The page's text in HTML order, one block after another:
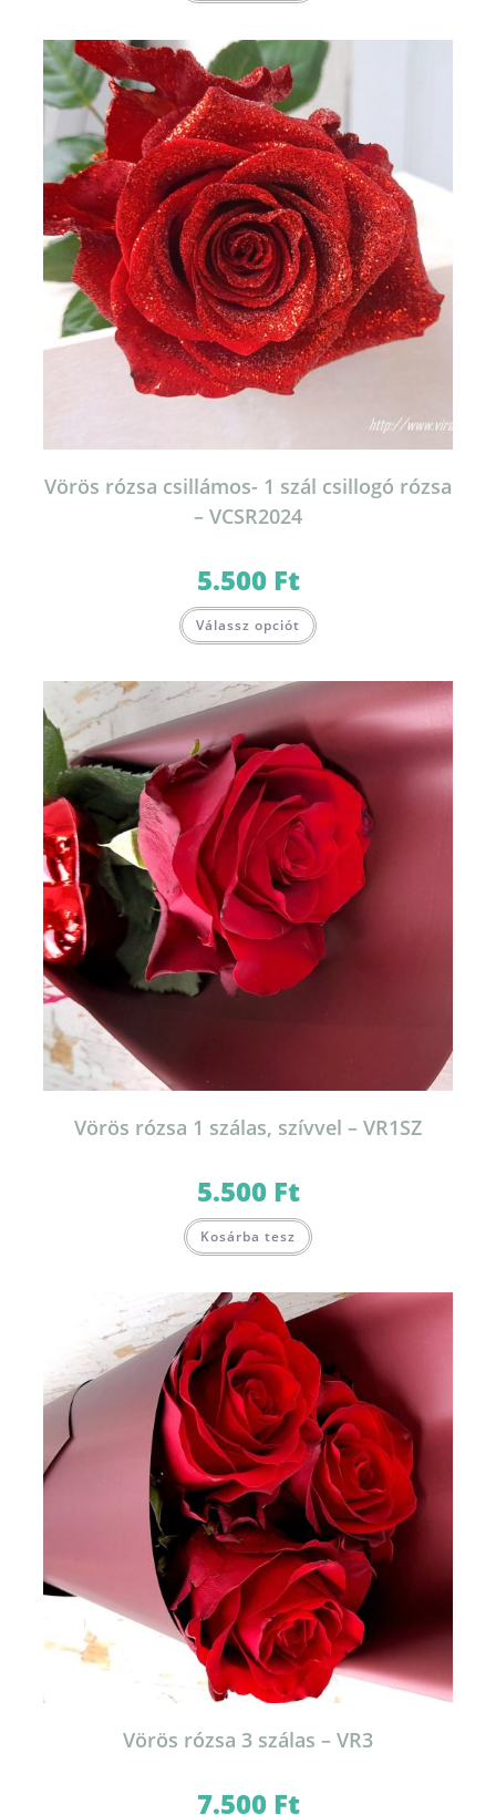
Vörös rózsa csillámos- 1 szál csillogó rózsa
– VCSR2024
5.500 Ft
Válassz opciót
Vörös rózsa 1 szálas, szívvel – VR1SZ
5.500 Ft
Kosárba tesz
Vörös rózsa 3 szálas – VR3
7.500 Ft